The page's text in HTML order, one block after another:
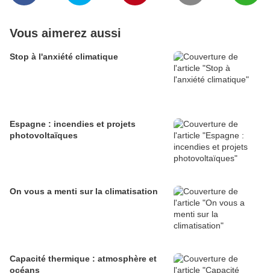
Vous aimerez aussi
Stop à l'anxiété climatique
Espagne : incendies et projets
photovoltaïques
On vous a menti sur la climatisation
Capacité thermique : atmosphère et
océans